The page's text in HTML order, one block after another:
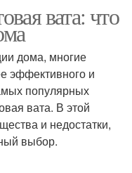
вата: что
дома, многие
эффективного и
популярных
вата. В этой
и недостатки,
выбор.